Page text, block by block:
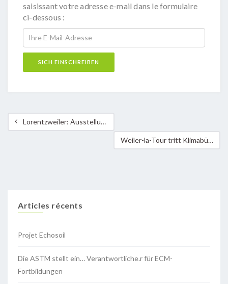
saisissant votre adresse e-mail dans le formulaire
ci-dessous :
Lorentzweiler: Ausstellung „mir sinn aerdeg“
Weiler-la-Tour tritt Klimabündnis Lëtzebuerg bei !
Articles récents
Projet Echosoil
Die ASTM stellt ein… Verantwortliche.r für ECM-
Fortbildungen